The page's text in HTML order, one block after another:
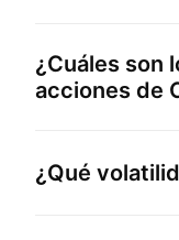
¿Cuáles son
acciones de
¿Qué